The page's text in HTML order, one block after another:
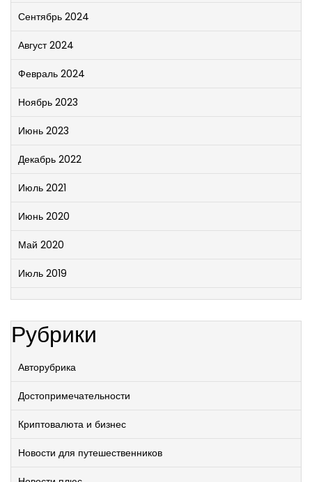
Сентябрь 2024
Август 2024
Февраль 2024
Ноябрь 2023
Июнь 2023
Декабрь 2022
Июль 2021
Июнь 2020
Май 2020
Июль 2019
Рубрики
Авторубрика
Достопримечательности
Криптовалюта и бизнес
Новости для путешественников